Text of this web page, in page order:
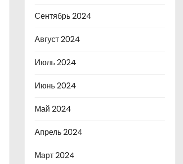
Сентябрь 2024
Август 2024
Июль 2024
Июнь 2024
Май 2024
Апрель 2024
Март 2024